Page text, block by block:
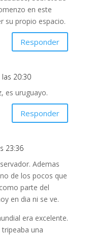
en este
su propio espacio.
Responder
20:30
es uruguayo.
Responder
23:36
Ademas
de los pocos que
parte del
en dia ni se ve.
era excelente.
una